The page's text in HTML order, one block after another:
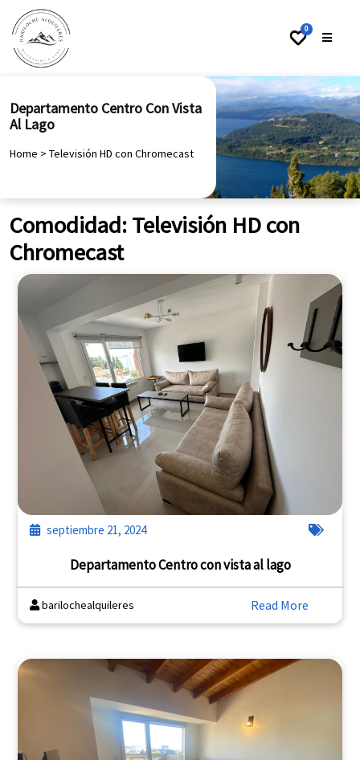
0
Departamento Centro Con Vista
Al Lago
Home > Televisión HD con Chromecast
Comodidad:Televisión HD con
Chromecast
septiembre 21, 2024
Departamento Centro con vista al lago
barilochealquileres Read More